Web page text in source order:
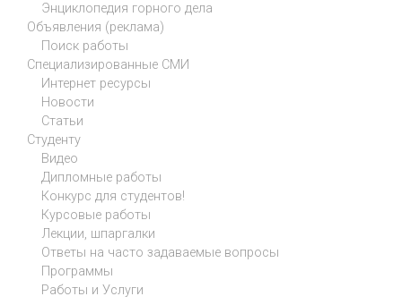
Энциклопедия горного дела
Объявления (реклама)
Поиск работы
Специализированные СМИ
Интернет ресурсы
Новости
Статьи
Студенту
Видео
Дипломные работы
Конкурс для студентов!
Курсовые работы
Лекции, шпаргалки
Ответы на часто задаваемые вопросы
Программы
Работы и Услуги